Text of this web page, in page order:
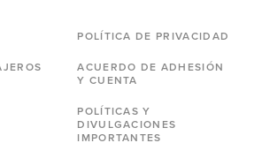
POLÍTICA DE PRIVACIDAD
ACUERDO DE ADHESIÓN
Y CUENTA
POLÍTICAS Y
DIVULGACIONES
IMPORTANTES